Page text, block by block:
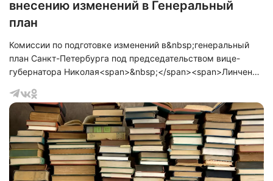
внесению изменений в Генеральный
план
Комиссии по подготовке изменений в&nbsp;генеральный
план Санкт-Петербурга под председательством вице-
губернатора Николая<span>&nbsp;</span><span>Линченко
комиссия продолжила рассмотрение предложений,
которые поступили в рамках общественных обсуждений по
проекту главного документа территориального
планирования города, состоявшихся в период с 27 июля по
24 августа 2022 года.